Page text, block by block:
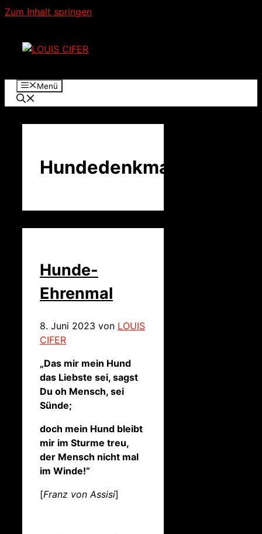
Zum Inhalt springen
Menü
Hundedenkmal
Hunde-
Ehrenmal
8. Juni 2023 von LOUIS
CIFER
„Das mir mein Hund
das Liebste sei, sagst
Du oh Mensch, sei
Sünde;
doch mein Hund bleibt
mir im Sturme treu,
der Mensch nicht mal
im Winde!“
[Franz von Assisi]